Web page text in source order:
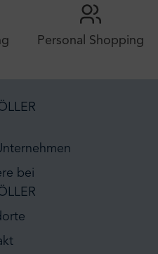
Personal Shopping
bei